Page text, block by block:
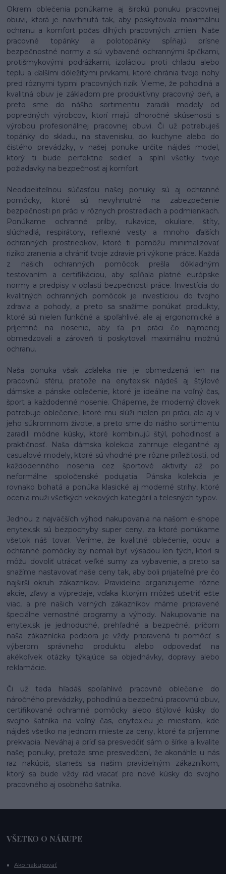
Okrem oblečenia ponúkame aj širokú ponuku pracovnej
obuvi, ktorá je navrhnutá tak, aby poskytovala maximálnu
ochranu a komfort počas dlhých pracovných zmien. Naše
pracovné topánky a polotopánky spĺňajú prísne
bezpečnostné normy a sú vybavené ochrannými špičkami,
protišmykovými podrážkami, izoláciou proti chladu alebo
teplu a ďalšími dôležitými prvkami, ktoré chránia tvoje nohy
pred rôznymi typmi pracovných rizík. Vieme, že pohodlná a
kvalitná obuv je základom pre produktívny pracovný deň, a
preto sme do nášho sortimentu zaradili modely od
popredných výrobcov, ktorí majú dlhoročné skúsenosti s
výrobou profesionálnej pracovnej obuvi. Či už potrebuješ
topánky do skladu, na stavenisku, do kuchyne alebo do
čistého prevádzky, v našej ponuke určite nájdeš model,
ktorý ti bude perfektne sedieť a splní všetky tvoje
požiadavky na bezpečnosť aj komfort.
Neoddeliteľnou súčasťou našej ponuky sú aj ochranné
pomôcky, ktoré sú nevyhnutné na zabezpečenie
bezpečnosti pri práci v rôznych prostrediach a podmienkach.
Ponúkame ochranné prilby, rukavice, okuliare, štíty,
slúchadlá, respirátory, reflexné vesty a mnoho ďalších
ochranných prostriedkov, ktoré ti pomôžu minimalizovať
riziko zranenia a chrániť tvoje zdravie pri výkone práce. Každá
z našich ochranných pomôcok prešla dôkladným
testovaním a certifikáciou, aby spĺňala platné európske
normy a predpisy v oblasti bezpečnosti práce. Investícia do
kvalitných ochranných pomôcok je investíciou do tvojho
zdravia a pohody, a preto sa snažíme ponúkať produkty,
ktoré sú nielen funkčné a spoľahlivé, ale aj ergonomické a
príjemné na nosenie, aby ťa pri práci čo najmenej
obmedzovali a zároveň ti poskytovali maximálnu možnú
ochranu.
Naša ponuka však zďaleka nie je obmedzená len na
pracovnú sféru, pretože na enytex.sk nájdeš aj štýlové
dámske a pánske oblečenie, ktoré je ideálne na voľný čas,
šport a každodenné nosenie. Chápeme, že moderný človek
potrebuje oblečenie, ktoré mu slúži nielen pri práci, ale aj v
jeho súkromnom živote, a preto sme do nášho sortimentu
zaradili módne kúsky, ktoré kombinujú štýl, pohodlnosť a
praktičnosť. Naša dámska kolekcia zahrnuje elegantné aj
casualové modely, ktoré sú vhodné pre rôzne príležitosti, od
každodenného nosenia cez športové aktivity až po
neformálne spoločenské podujatia. Pánska kolekcia je
rovnako bohatá a ponúka klasické aj moderné strihy, ktoré
ocenia muži všetkých vekových kategórií a telesných typov.
Jednou z najväčších výhod nakupovania na našom e-shope
enytex.sk sú bezpochyby super ceny, za ktoré ponúkame
všetok náš tovar. Veríme, že kvalitné oblečenie, obuv a
ochranné pomôcky by nemali byť výsadou len tých, ktorí si
môžu dovoliť utrácať veľké sumy za vybavenie, a preto sa
snažíme nastavovať naše ceny tak, aby boli prijateľné pre čo
najširší okruh zákazníkov. Pravidelne organizujeme rôzne
akcie, zľavy a výpredaje, vďaka ktorým môžeš ušetriť ešte
viac, a pre našich verných zákazníkov máme pripravené
špeciálne vernostné programy a výhody. Nakupovanie na
enytex.sk je jednoduché, prehľadné a bezpečné, pričom
naša zákaznícka podpora je vždy pripravená ti pomôcť s
výberom správneho produktu alebo odpovedať na
akékoľvek otázky týkajúce sa objednávky, dopravy alebo
reklamácie.
Či už teda hľadáš spoľahlivé pracovné oblečenie do
náročného prevádzky, pohodlnú a bezpečnú pracovnú obuv,
certifikované ochranné pomôcky alebo štýlové kúsky do
svojho šatníka na voľný čas, enytex.eu je miestom, kde
nájdeš všetko na jednom mieste za ceny, ktoré ťa príjemne
prekvapia. Neváhaj a príď sa presvedčiť sám o šírke a kvalite
našej ponuky, pretože sme presvedčení, že akonáhle u nás
raz nakúpiš, stanešs sa našim pravidelným zákazníkom,
ktorý sa bude vždy rád vracať pre nové kúsky do svojho
pracovného aj osobného šatníka.
VŠETKO O NÁKUPE
Ako nakupovať